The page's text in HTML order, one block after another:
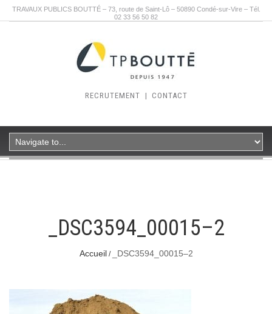
TRAVAUX PUBLICS BOUTTÉ – 73, route de Saint-Lô – 50890 Condé-sur-Vire – Tél.
02 33 56 50 82
RECRUTEMENT | CONTACT
_DSC3594_00015–2
Accueil _DSC3594_00015–2